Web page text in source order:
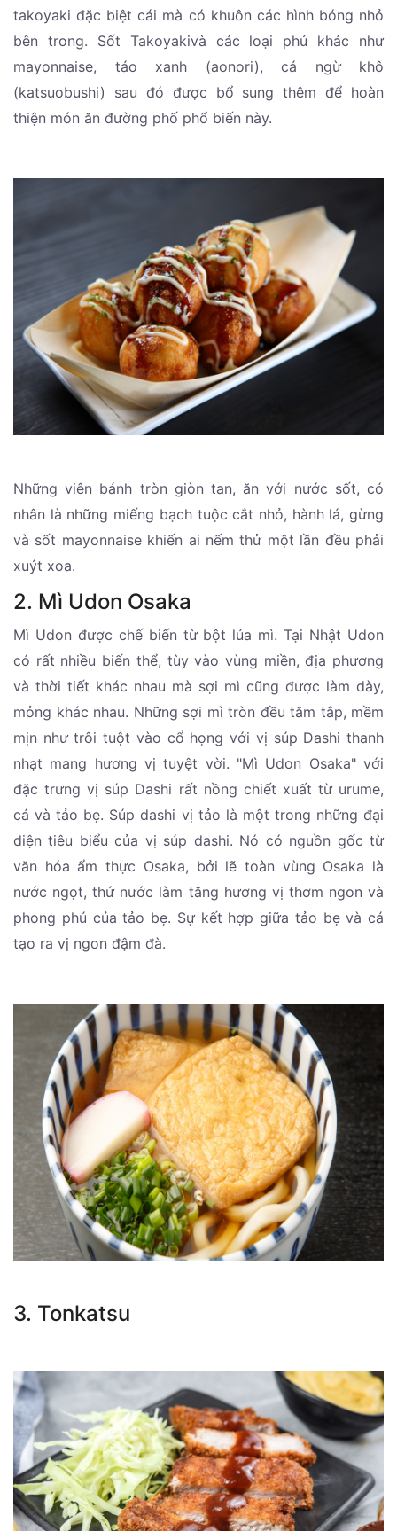
takoyaki đặc biệt cái mà có khuôn các hình bóng nhỏ
bên trong. Sốt Takoyakivà các loại phủ khác như
mayonnaise, táo xanh (aonori), cá ngừ khô
(katsuobushi) sau đó được bổ sung thêm để hoàn
thiện món ăn đường phố phổ biến này.
Những viên bánh tròn giòn tan, ăn với nước sốt, có
nhân là những miếng bạch tuộc cắt nhỏ, hành lá, gừng
và sốt mayonnaise khiến ai nếm thử một lần đều phải
xuýt xoa.
2. Mì Udon Osaka
Mì Udon được chế biến từ bột lúa mì. Tại Nhật Udon
có rất nhiều biến thể, tùy vào vùng miền, địa phương
và thời tiết khác nhau mà sợi mì cũng được làm dày,
mỏng khác nhau. Những sợi mì tròn đều tăm tắp, mềm
mịn như trôi tuột vào cổ họng với vị súp Dashi thanh
nhạt mang hương vị tuyệt vời. "Mì Udon Osaka" với
đặc trưng vị súp Dashi rất nồng chiết xuất từ urume,
cá và tảo bẹ. Súp dashi vị tảo là một trong những đại
diện tiêu biểu của vị súp dashi. Nó có nguồn gốc từ
văn hóa ẩm thực Osaka, bởi lẽ toàn vùng Osaka là
nước ngọt, thứ nước làm tăng hương vị thơm ngon và
phong phú của tảo bẹ. Sự kết hợp giữa tảo bẹ và cá
tạo ra vị ngon đậm đà.
3. Tonkatsu